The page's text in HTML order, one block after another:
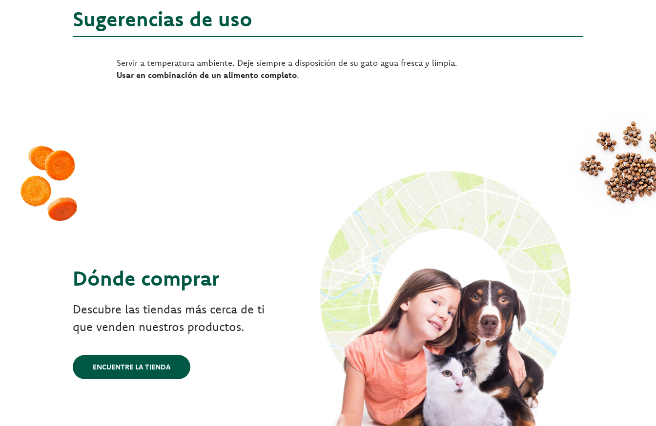
Sugerencias de uso
Servir a temperatura ambiente. Deje siempre a disposición de su gato agua fresca y limpia.
Usar en combinación de un alimento completo.
Dónde comprar
Descubre las tiendas más cerca de ti
que venden nuestros productos.
ENCUENTRE LA TIENDA